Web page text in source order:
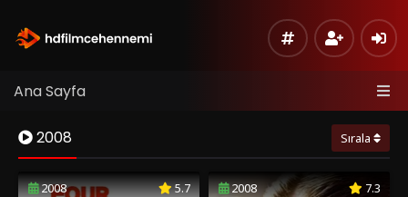
Ana Sayfa
2008 Sırala
2008 5.7 2008 7.3